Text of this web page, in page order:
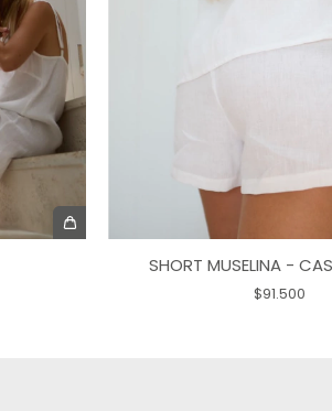
SHORT MUSELINA -
$91.500